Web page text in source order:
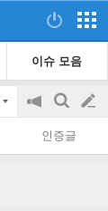
이슈 모음
공
on/off
검
색
글
쓰
인증글